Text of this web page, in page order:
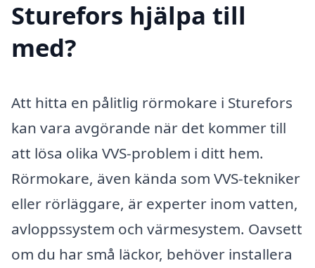
Sturefors hjälpa till
med?
Att hitta en pålitlig rörmokare i Sturefors
kan vara avgörande när det kommer till
att lösa olika VVS-problem i ditt hem.
Rörmokare, även kända som VVS-tekniker
eller rörläggare, är experter inom vatten,
avloppssystem och värmesystem. Oavsett
om du har små läckor, behöver installera